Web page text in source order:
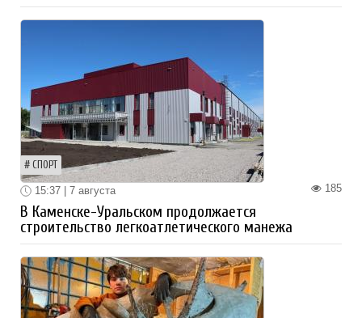
СПОРТ
185
15:37 | 7 августа
В Каменске-Уральском продолжается
строительство легкоатлетического манежа